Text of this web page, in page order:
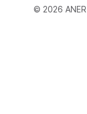
© 2026